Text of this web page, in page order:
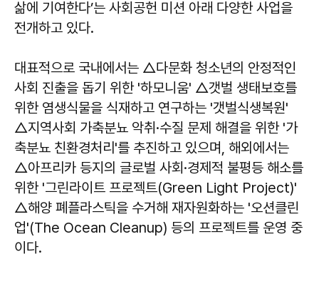
삶에 기여한다’는 사회공헌 미션 아래 다양한 사업을
전개하고 있다.
대표적으로 국내에서는 △다문화 청소년의 안정적인
사회 진출을 돕기 위한 '하모니움' △갯벌 생태보호를
위한 염생식물을 식재하고 연구하는 '갯벌식생복원'
△지역사회 가축분뇨 악취·수질 문제 해결을 위한 '가
축분뇨 친환경처리'를 추진하고 있으며, 해외에서는
△아프리카 등지의 글로벌 사회·경제적 불평등 해소를
위한 '그린라이트 프로젝트(Green Light Project)'
△해양 폐플라스틱을 수거해 재자원화하는 '오션클린
업'(The Ocean Cleanup) 등의 프로젝트를 운영 중
이다.